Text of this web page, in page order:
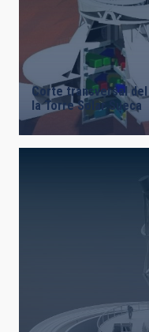
Corte transversal
la Torre Solar Sueca